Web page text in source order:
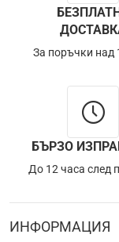
За поръчки над
БЪРЗО
До 12 часа след
ИНФОРМАЦИЯ